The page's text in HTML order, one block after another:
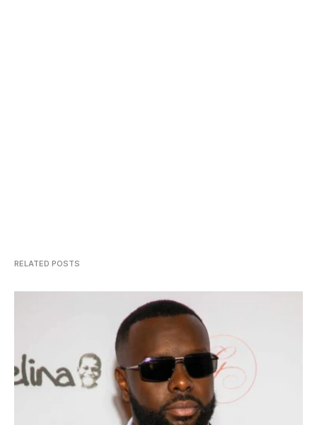
RELATED POSTS